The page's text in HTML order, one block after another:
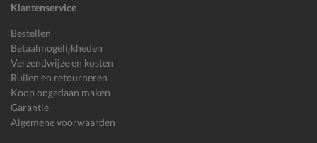
Klantenservice
Bestellen
Betaalmogelijkheden
Verzendwijze en kosten
Ruilen en retourneren
Koop ongedaan maken
Garantie
Algemene voorwaarden